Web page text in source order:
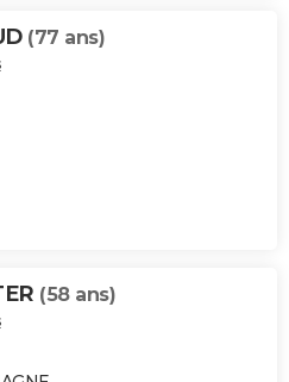
(77 ans)
(58 ans)